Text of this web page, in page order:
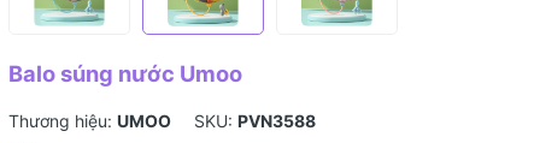
Balo súng nước Umoo
Thương hiệu: UMOO SKU: PVN3588